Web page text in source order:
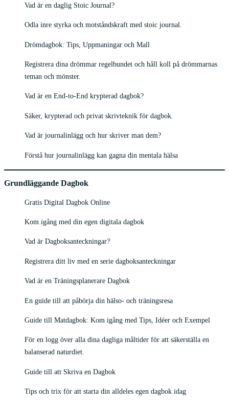
Vad är en daglig Stoic Journal?
Odla inre styrka och motståndskraft med stoic journal.
Drömdagbok: Tips, Uppmaningar och Mall
Registrera dina drömmar regelbundet och håll koll på drömmarnas
teman och mönster.
Vad är en End-to-End krypterad dagbok?
Säker, krypterad och privat skrivteknik för dagbok.
Vad är journalinlägg och hur skriver man dem?
Förstå hur journalinlägg kan gagna din mentala hälsa
Grundläggande Dagbok
Gratis Digital Dagbok Online
Kom igång med din egen digitala dagbok
Vad är Dagboksanteckningar?
Registrera ditt liv med en serie dagboksanteckningar
Vad är en Träningsplanerare Dagbok
En guide till att påbörja din hälso- och träningsresa
Guide till Matdagbok: Kom igång med Tips, Idéer och Exempel
För en logg över alla dina dagliga måltider för att säkerställa en
balanserad naturdiet.
Guide till att Skriva en Dagbok
Tips och trix för att starta din alldeles egen dagbok idag